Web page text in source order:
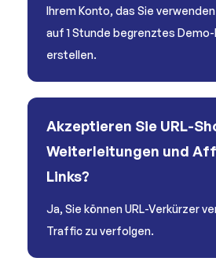
Ihrem Konto, das Sie
auf 1 Stunde begrenztes
erstellen.
Akzeptieren Sie URL-
Weiterleitungen und
Links?
Ja, Sie können URL-Verkürzer
Traffic zu verfolgen.